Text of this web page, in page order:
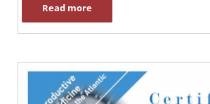
Read more